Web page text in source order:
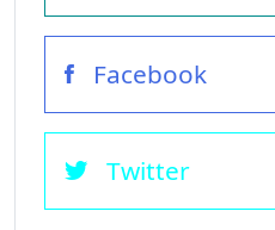
Facebook
Twitter